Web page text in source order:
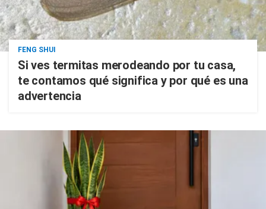
FENG SHUI
Si ves termitas merodeando por tu casa,
te contamos qué significa y por qué es una
advertencia